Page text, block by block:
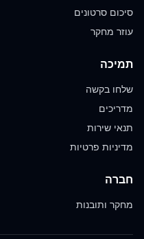
סיכום סרטונים
עוזר מחקר
תמיכה
שלחו בקשה
מדריכים
תנאי שירות
מדיניות פרטיות
חברה
מחקר ותובנות